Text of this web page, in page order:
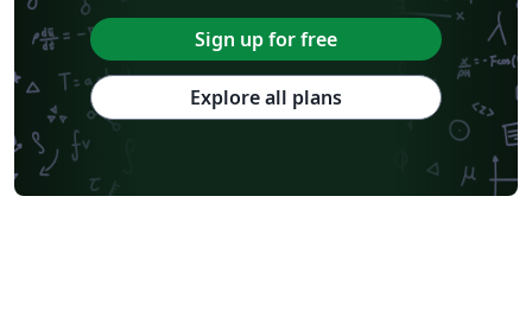
Sign up for free
Explore all plans